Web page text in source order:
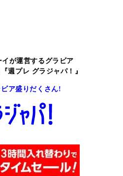
が運営するグラビア
週プレ グラジャパ！』
ア盛りだくさん!